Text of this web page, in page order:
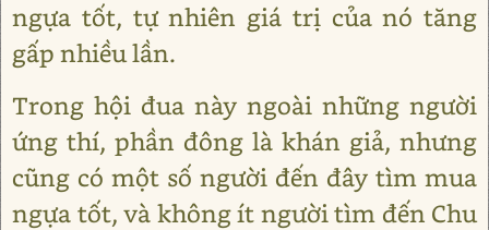
ngựa tốt, tự nhiên giá trị của nó tăng
gấp nhiều lần.
Trong hội đua này ngoài những người
ứng thí, phần đông là khán giả, nhưng
cũng có một số người đến đây tìm mua
ngựa tốt, và không ít người tìm đến Chu